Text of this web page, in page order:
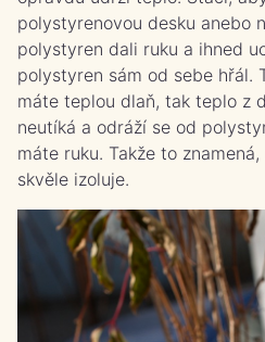
polystyrenovou desku anebo
polystyren dali ruku a ihned
polystyren sám od sebe hřál.
máte teplou dlaň, tak teplo z
neutíká a odráží se od
máte ruku. Takže to
skvěle izoluje.